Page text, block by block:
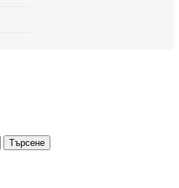
Търсене